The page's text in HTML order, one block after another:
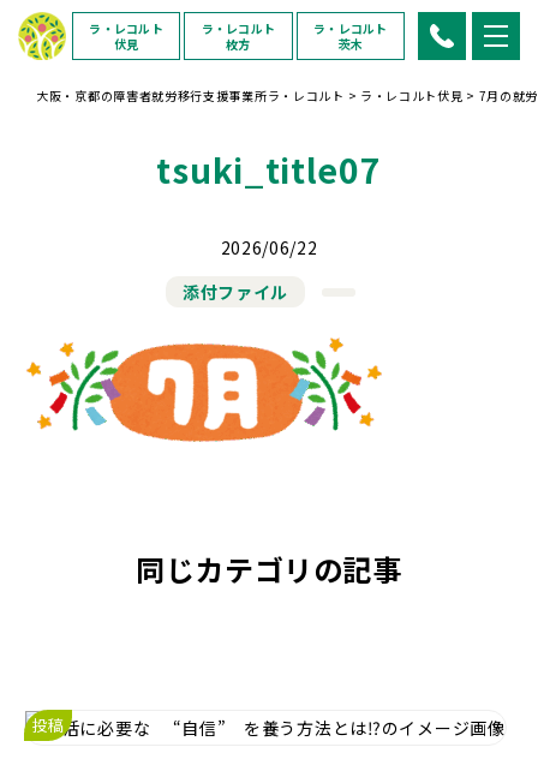
ラ・レコルト
伏見
ラ・レコルト
枚方
ラ・レコルト
茨木
大阪・京都の障害者就労移行支援事業所ラ・レコルト > ラ・レコルト伏見 > 7月の就
tsuki_title07
2026/06/22
添付ファイル
同じカテゴリの記事
投稿